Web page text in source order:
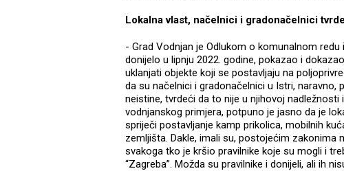
Lokalna vlast, načelnici i gradonačelnici
- Grad Vodnjan je Odlukom o komunalnom
donijelo u lipnju 2022. godine, pokazao i
uklanjati objekte koji se postavljaju na
da su načelnici i gradonačelnici u Istri, naravno,
neistine, tvrdeći da to nije u njihovoj nadležnosti
vodnjanskog primjera, potpuno je jasno da je
spriječi postavljanje kamp prikolica, mobilnih
zemljišta. Dakle, imali su, postojećim
svakoga tko je kršio pravilnike koje su mogli i
“Zagreba”. Možda su pravilnike i donijeli, ali ih